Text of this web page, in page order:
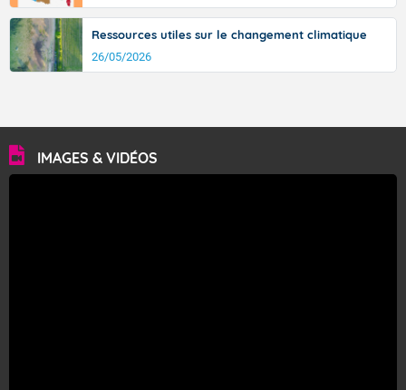
Ressources utiles sur le changement climatique
26/05/2026
IMAGES & VIDÉOS